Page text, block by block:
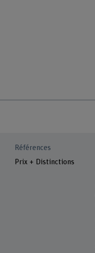
Références
Prix + Distinctions